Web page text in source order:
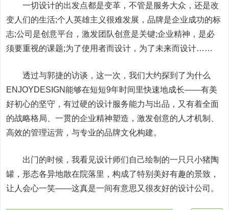
一切设计的出发点都是变革，不管是服务大众，还是改
变人们的生活;个人英雄主义很难发展，品牌是企业成功的标
志;公司是创意平台，激发团队创意是关键;企业精神，是必
须要重视的课题;为了使用者而设计，为了未来而设计……
透过与郭捷的访谈，这一次，我们大约探到了为什么
ENJOYDESIGN能够在短短9年时间里快速地成长——有美
好初心的坚守，有过硬的设计服务能力与出品，又有着全面
的战略格局、一贯的企业精神塑造，激发创意的人才机制、
高效的管理运营，与专业的品牌文化构建。
出门的时候，我看见设计师们自己绘制的一只只小猪陶
罐，形态各异地散在院落里，构成了特别美好有趣的景致，
让人会心一笑——这真是一间有意思又很友好的设计公司。